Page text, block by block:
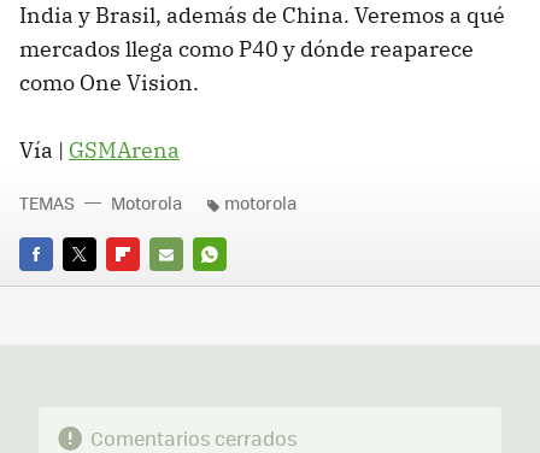
India y Brasil, además de China. Veremos a qué
mercados llega como P40 y dónde reaparece
como One Vision.
Vía | GSMArena
FACEBOOK
TWITTERFLIPBOARD
E-
WHATSAPP
TEMAS Motorola motorola
Comentarios cerrados